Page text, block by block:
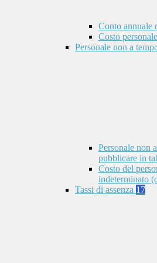
Conto annuale
Costo
Personale non a
Personale non
pubblicare in
Costo del
indeterminato
Tassi di assenza 17